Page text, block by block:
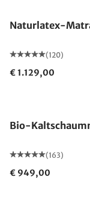
Naturlatex-
(120)
€ 1.129,00
Bio-
(163)
€ 949,00